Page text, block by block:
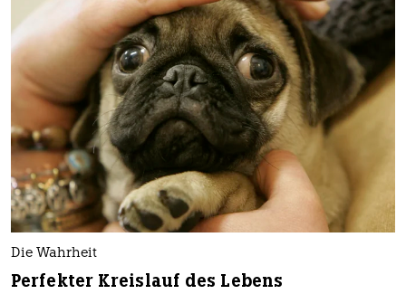
Die Wahrheit
Perfekter Kreislauf des Lebens